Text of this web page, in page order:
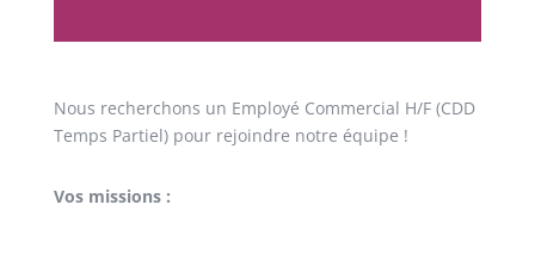
Nous recherchons un Employé Commercial H/F (CDD
Temps Partiel) pour rejoindre notre équipe !
Vos missions :